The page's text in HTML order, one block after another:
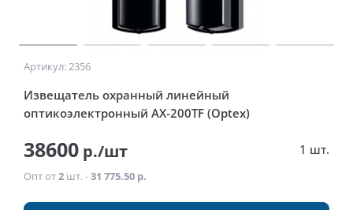
Артикул: 2356
Извещатель охранный линейный
оптикоэлектронный AX-200TF (Optex)
38600 р./шт 1 шт.
Опт от2 шт. -31 775.50 р.